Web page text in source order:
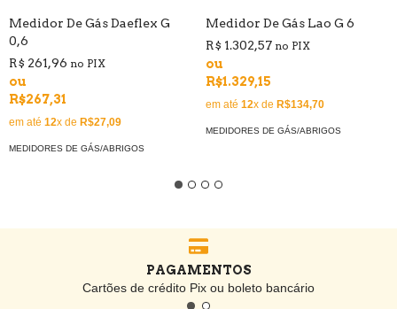
Medidor De Gás Daeflex G
0,6
R$ 261,96 no PIX
ou
R$267,31
em até 12x de R$27,09
MEDIDORES DE GÁS/ABRIGOS
Medidor De Gás Lao G 6
R$ 1.302,57no PIX
ou
R$1.329,15
em até 12x de R$134,70
MEDIDORES DE GÁS/ABRIGOS
PAGAMENTOS
Cartões de crédito Pix ou boleto bancário